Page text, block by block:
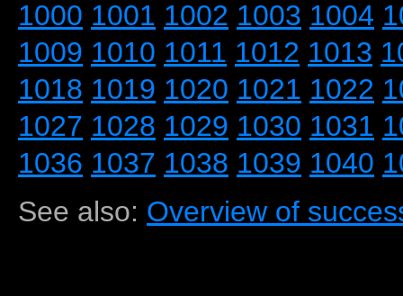
1000 1001 1002 1003 1004
1009 1010 1011 1012 1013
1018 1019 1020 1021 1022
1027 1028 1029 1030 1031
1036 1037 1038 1039 1040
See also: Overview of